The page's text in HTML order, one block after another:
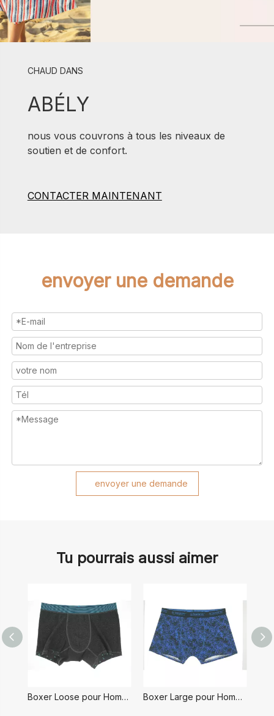
CHAUD DANS
ABÉLY
nous vous couvrons à tous les niveaux de
soutien et de confort.
CONTACTER MAINTENANT
envoyer une demande
envoyer une demande
Tu pourrais aussi aimer
Boxer Loose pour Homme Boxer Large pour Homme